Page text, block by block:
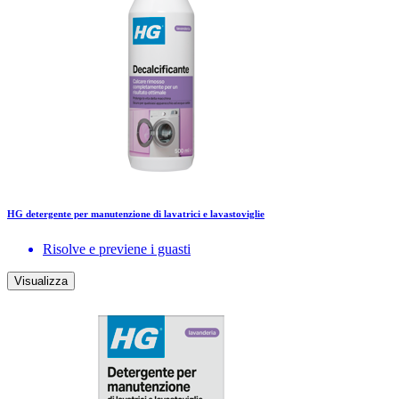
HG detergente per manutenzione di lavatrici e lavastoviglie
Risolve e previene i guasti
Visualizza